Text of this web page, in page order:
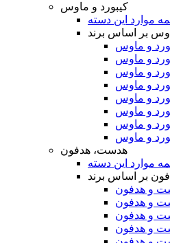
کیبورد و ماوس
موارد این دسته
بر اساس برند
هدست، هدفون
موارد این دسته
بر اساس برند